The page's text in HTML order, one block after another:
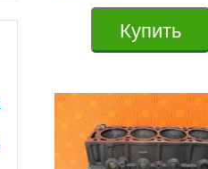
Купить